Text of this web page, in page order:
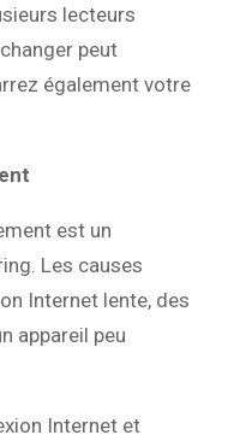
lecteurs
peut
également votre
est un
Les causes
Internet lente, des
appareil peu
Internet et